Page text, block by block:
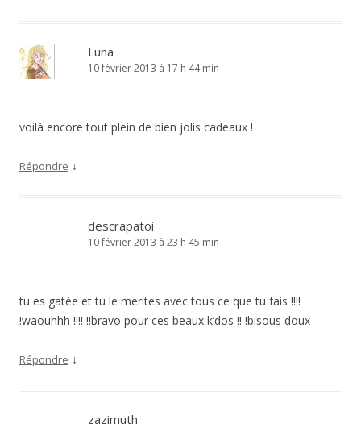
Luna
10 février 2013 à 17 h 44 min
voilà encore tout plein de bien jolis cadeaux !
Répondre ↓
descrapatoi
10 février 2013 à 23 h 45 min
tu es gatée et tu le merites avec tous ce que tu fais !!!!
!waouhhh !!!! !!bravo pour ces beaux k’dos !! !bisous doux
Répondre ↓
zazimuth